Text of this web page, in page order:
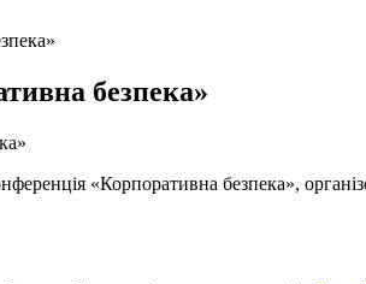
безпека»
«Корпоративна безпека»,